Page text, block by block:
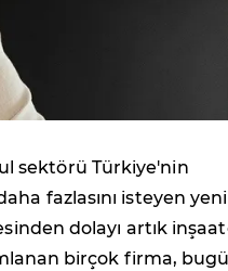
sektörü Türkiye'nin
fazlasını isteyen yeni
dolayı artık
birçok firma,